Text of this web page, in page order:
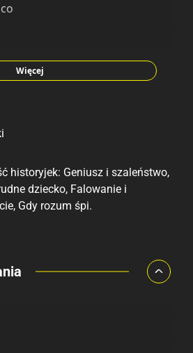
Więcej
historyjek: Geniusz i szaleństwo,
dziecko, Falowanie i
Gdy rozum śpi.